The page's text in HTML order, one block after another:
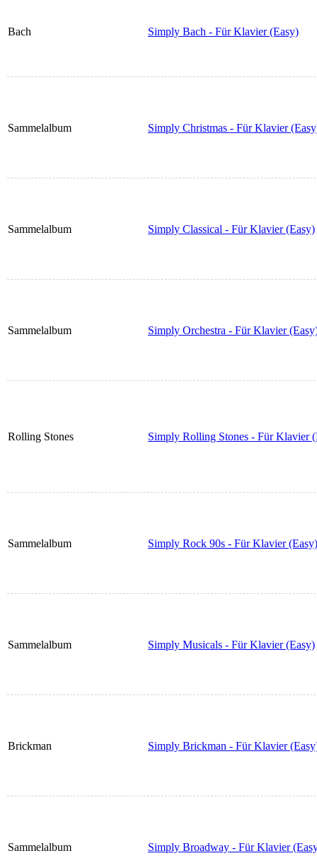
Bach Simply Bach - Für Klavier (Easy)
Sammelalbum Simply Christmas - Für Klavier
Sammelalbum Simply Classical - Für Klavier (Easy)
Sammelalbum Simply Orchestra - Für Klavier
Rolling Stones Simply Rolling Stones - Für Klavier
Sammelalbum Simply Rock 90s - Für Klavier (Easy)
Sammelalbum Simply Musicals - Für Klavier (Easy)
Brickman Simply Brickman - Für Klavier
Sammelalbum Simply Broadway - Für Klavier